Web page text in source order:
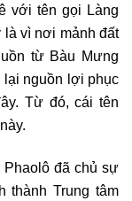
với tên gọi Làng
là vì nơi mảnh đất
từ Bàu Mưng
lại nguồn lợi phục
Từ đó, cái tên
đã chủ sự
thành Trung tâm